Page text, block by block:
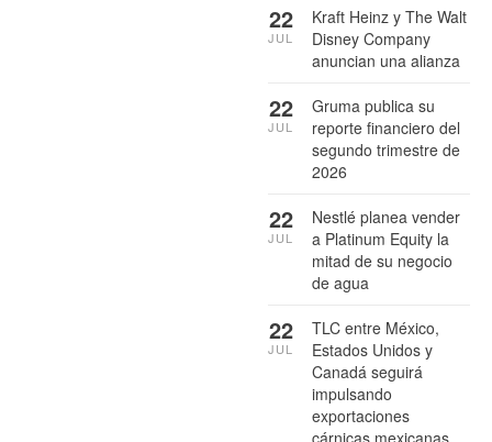
Kraft Heinz y The Walt
Disney Company
anuncian una alianza
22
JUL
Gruma publica su
reporte financiero del
segundo trimestre de
2026
22
JUL
Nestlé planea vender
a Platinum Equity la
mitad de su negocio
de agua
22
JUL
TLC entre México,
Estados Unidos y
Canadá seguirá
impulsando
exportaciones
cárnicas mexicanas
22
JUL